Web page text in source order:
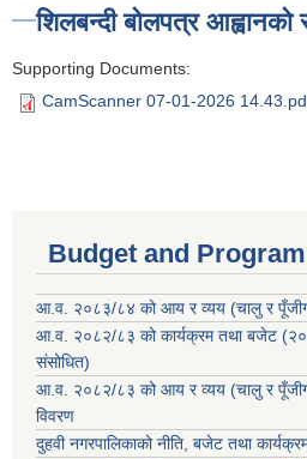
शिलबन्दी बोलपत्र
Supporting Documents:
CamScanner 07-01-2026
Budget and Program
आ.व. २०८३/८४ को आय र व्यय (चालु र
आ.व. २०८२/८३ को कार्यक्रम तथा बजेट
संसोधित)
आ.व. २०८२/८३ को आय र व्यय (चालु र
विवरण
दुहवी नगरपालिकाको नीति, बजेट तथा